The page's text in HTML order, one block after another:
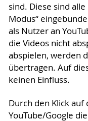
sind. Diese sind
Modus“
als Nutzer an
die Videos nicht
abspielen, werden
übertragen. Auf
keinen Einfluss.
Durch den Klick
YouTube/Google